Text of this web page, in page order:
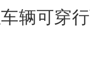
辆可穿